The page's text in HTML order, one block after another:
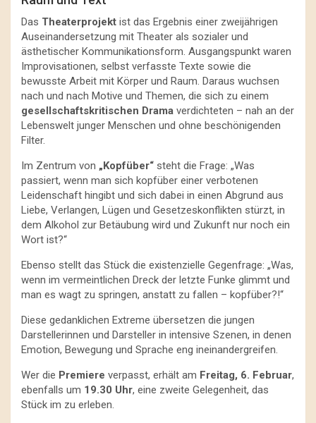
Das Theaterprojekt ist das Ergebnis einer zweijährigen
Auseinandersetzung mit Theater als sozialer und
ästhetischer Kommunikationsform. Ausgangspunkt waren
Improvisationen, selbst verfasste Texte sowie die
bewusste Arbeit mit Körper und Raum. Daraus wuchsen
nach und nach Motive und Themen, die sich zu einem
gesellschaftskritischen Drama verdichteten – nah an der
Lebenswelt junger Menschen und ohne beschönigenden
Filter.
Im Zentrum von „Kopfüber“ steht die Frage: „Was
passiert, wenn man sich kopfüber einer verbotenen
Leidenschaft hingibt und sich dabei in einen Abgrund aus
Liebe, Verlangen, Lügen und Gesetzeskonflikten stürzt, in
dem Alkohol zur Betäubung wird und Zukunft nur noch ein
Wort ist?“
Ebenso stellt das Stück die existenzielle Gegenfrage: „Was,
wenn im vermeintlichen Dreck der letzte Funke glimmt und
man es wagt zu springen, anstatt zu fallen – kopfüber?!“
Diese gedanklichen Extreme übersetzen die jungen
Darstellerinnen und Darsteller in intensive Szenen, in denen
Emotion, Bewegung und Sprache eng ineinandergreifen.
Wer die Premiere verpasst, erhält am Freitag, 6. Februar,
ebenfalls um 19.30 Uhr, eine zweite Gelegenheit, das
Stück im zu erleben.